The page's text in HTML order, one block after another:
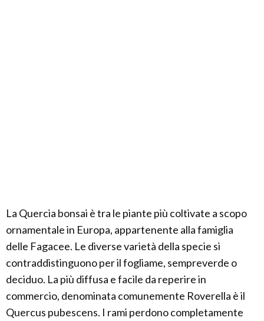
La Quercia bonsai è tra le piante più coltivate a scopo
ornamentale in Europa, appartenente alla famiglia
delle Fagacee. Le diverse varietà della specie si
contraddistinguono per il fogliame, sempreverde o
deciduo. La più diffusa e facile da reperire in
commercio, denominata comunemente Roverella è il
Quercus pubescens. I rami perdono completamente